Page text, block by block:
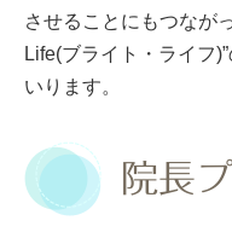
させることにもつなが
Life(ブライト・ライフ
いります。
院長